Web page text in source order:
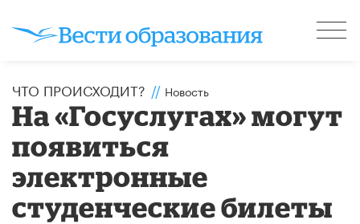
ЧТО ПРОИСХОДИТ? // Новость
На «Госуслугах» могут
появиться
электронные
студенческие билеты